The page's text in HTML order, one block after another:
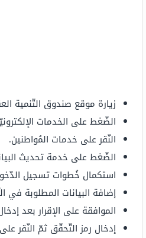
زيارة موقع صندوق التّنمية
الضّغط على الخدمات
النّقر على خدمات المُواطنين.
الضّغط على خدمة تحديث
استكمال خُطوات تسجيل
إضافة البيانات المطلوبة في
الموافقة على الإقرار بعد
إدخال رمز التّحقّق ثمّ النّقر